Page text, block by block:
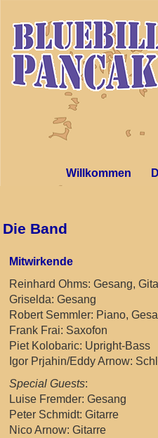
Willkommen
Die Band
Mitwirkende
Reinhard Ohms: Gesang,
Griselda: Gesang
Robert Semmler: Piano,
Frank Frai: Saxofon
Piet Kolobaric: Upright-Bass
Igor Prjahin/Eddy Arnow:
Special Guests:
Luise Fremder: Gesang
Peter Schmidt: Gitarre
Nico Arnow: Gitarre